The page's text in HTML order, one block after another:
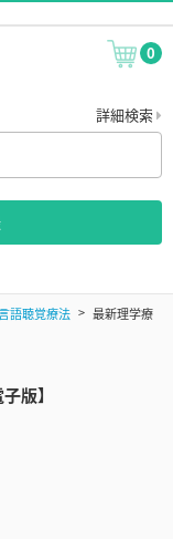
0
詳細検索
語聴覚療法
最新理学療
版】